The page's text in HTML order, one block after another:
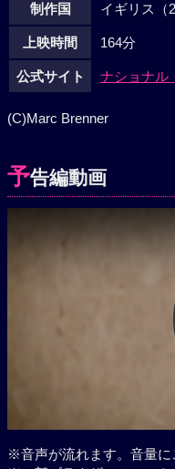
制作国 イギリス（
上映時間 164分
公式サイト ナショナル
(C)Marc Brenner
予告編動画
※音声が流れます。音量に